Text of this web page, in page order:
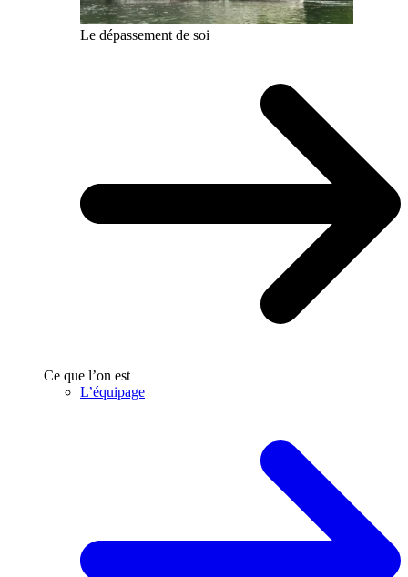
Le dépassement de soi
Ce que l’on est
L’équipage